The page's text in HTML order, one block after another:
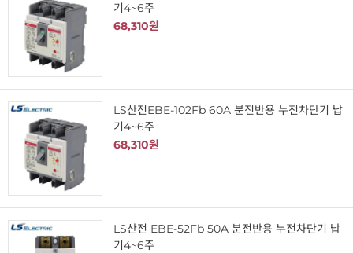
기4~6주
68,310원
LS산전EBE-102Fb 60A 분전반용 누전차단기 납
기4~6주
68,310원
LS산전 EBE-52Fb 50A 분전반용 누전차단기 납
기4~6주